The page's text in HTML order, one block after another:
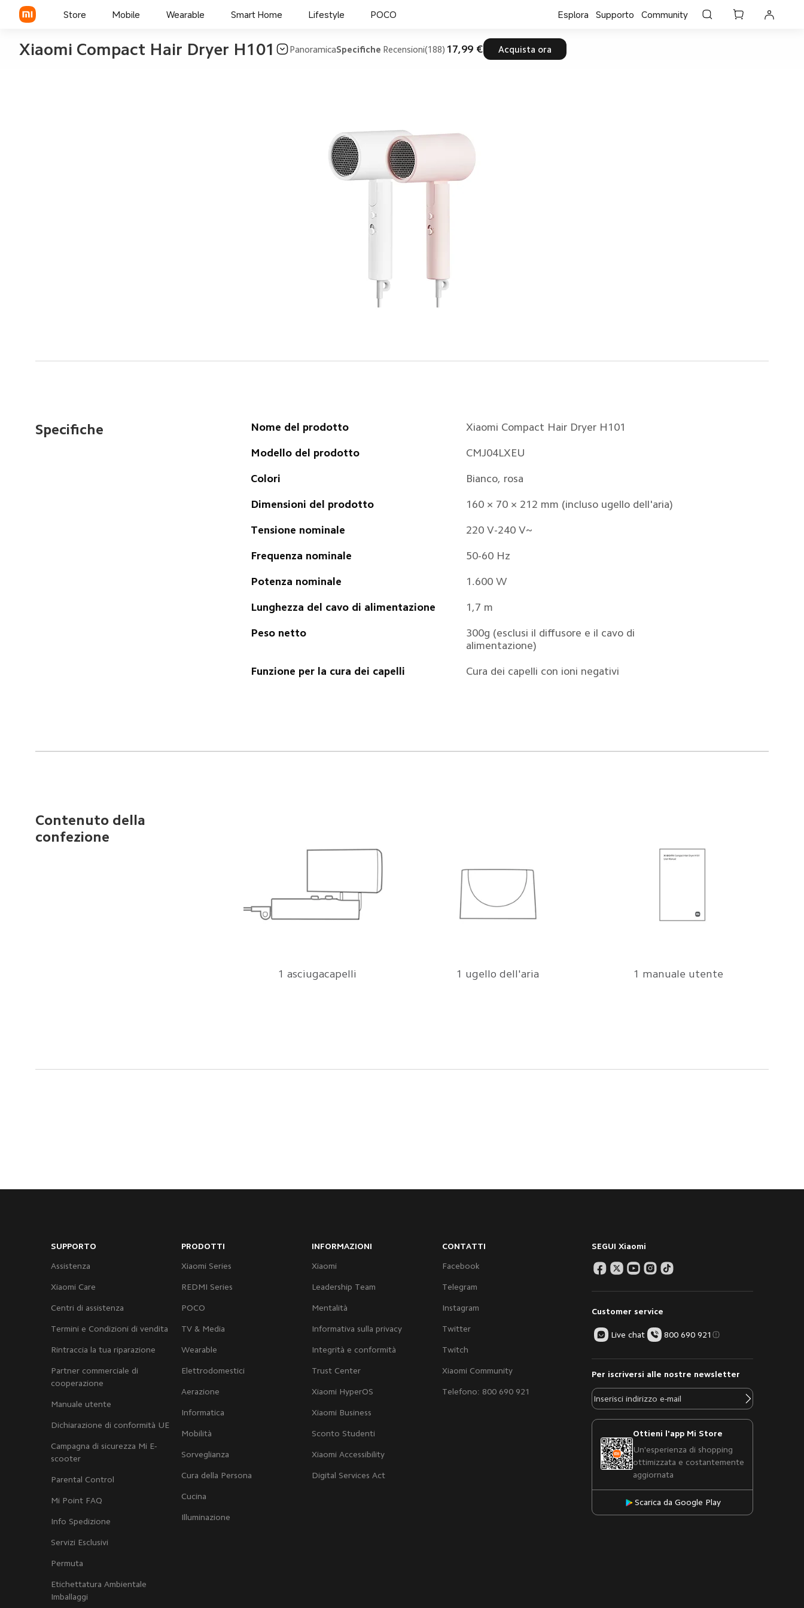
Store Mobile Wearable Smart Home Lifestyle POCO Esplora Supporto Community
Xiaomi Compact Hair Dryer H101 PanoramicaSpecifiche Recensioni(188) 17,99 € Acquista ora
Specifiche Nome del prodotto Xiaomi Compact Hair Dryer H101
Modello del prodotto CMJ04LXEU
Colori Bianco, rosa
Dimensioni del prodotto 160 × 70 × 212 mm (incluso ugello dell'aria)
Tensione nominale 220 V-240 V~
Frequenza nominale 50-60 Hz
Potenza nominale 1.600 W
Lunghezza del cavo di alimentazione 1,7 m
Peso netto
300g (esclusi il diffusore e il cavo di
alimentazione)
Funzione per la cura dei capelli Cura dei capelli con ioni negativi
Contenuto della
confezione
1 asciugacapelli 1 ugello dell'aria 1 manuale utente
SUPPORTO
Assistenza
Xiaomi Care
Centri di assistenza
Termini e Condizioni di vendita
Rintraccia la tua riparazione
Partner commerciale di
cooperazione
Manuale utente
Dichiarazione di conformità UE
Campagna di sicurezza Mi E-
scooter
Parental Control
Mi Point FAQ
Info Spedizione
Servizi Esclusivi
Permuta
Etichettatura Ambientale
Imballaggi
PRODOTTI
Xiaomi Series
REDMI Series
POCO
TV & Media
Wearable
Elettrodomestici
Aerazione
Informatica
Mobilità
Sorveglianza
Cura della Persona
Cucina
Illuminazione
INFORMAZIONI
Xiaomi
Leadership Team
Mentalità
Informativa sulla privacy
Integrità e conformità
Trust Center
Xiaomi HyperOS
Xiaomi Business
Sconto Studenti
Xiaomi Accessibility
Digital Services Act
CONTATTI
Facebook
Telegram
Instagram
Twitter
Twitch
Xiaomi Community
Telefono: 800 690 921
SEGUI Xiaomi
Customer service
Live chat 800 690 921
Per iscriversi alle nostre newsletter
Ottieni l'app Mi Store
Un'esperienza di shopping
ottimizzata e costantemente
aggiornata
Scarica da Google Play